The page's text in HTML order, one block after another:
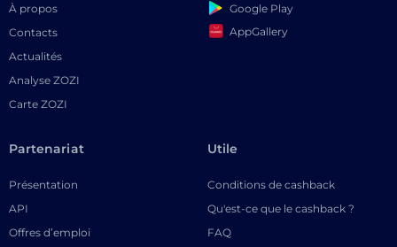
À propos
Contacts
Actualités
Analyse ZOZI
Carte ZOZI
Google Play
AppGallery
Partenariat
Présentation
API
Offres d’emploi
Utile
Conditions de cashback
Qu'est-ce que le cashback ?
FAQ